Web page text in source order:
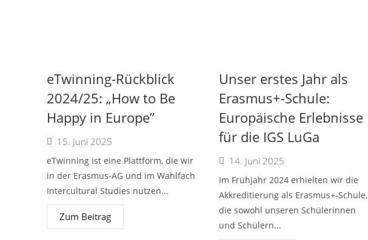
eTwinning-Rückblick
2024/25: „How to Be
Happy in Europe”
15. Juni 2025
eTwinning ist eine Plattform, die wir
in der Erasmus-AG und im Wahlfach
Intercultural Studies nutzen...
Zum Beitrag
Unser erstes Jahr als
Erasmus+-Schule:
Europäische Erlebnisse
für die IGS LuGa
14. Juni 2025
Im Frühjahr 2024 erhielten wir die
Akkreditierung als Erasmus+-Schule,
die sowohl unseren Schülerinnen
und Schülern...